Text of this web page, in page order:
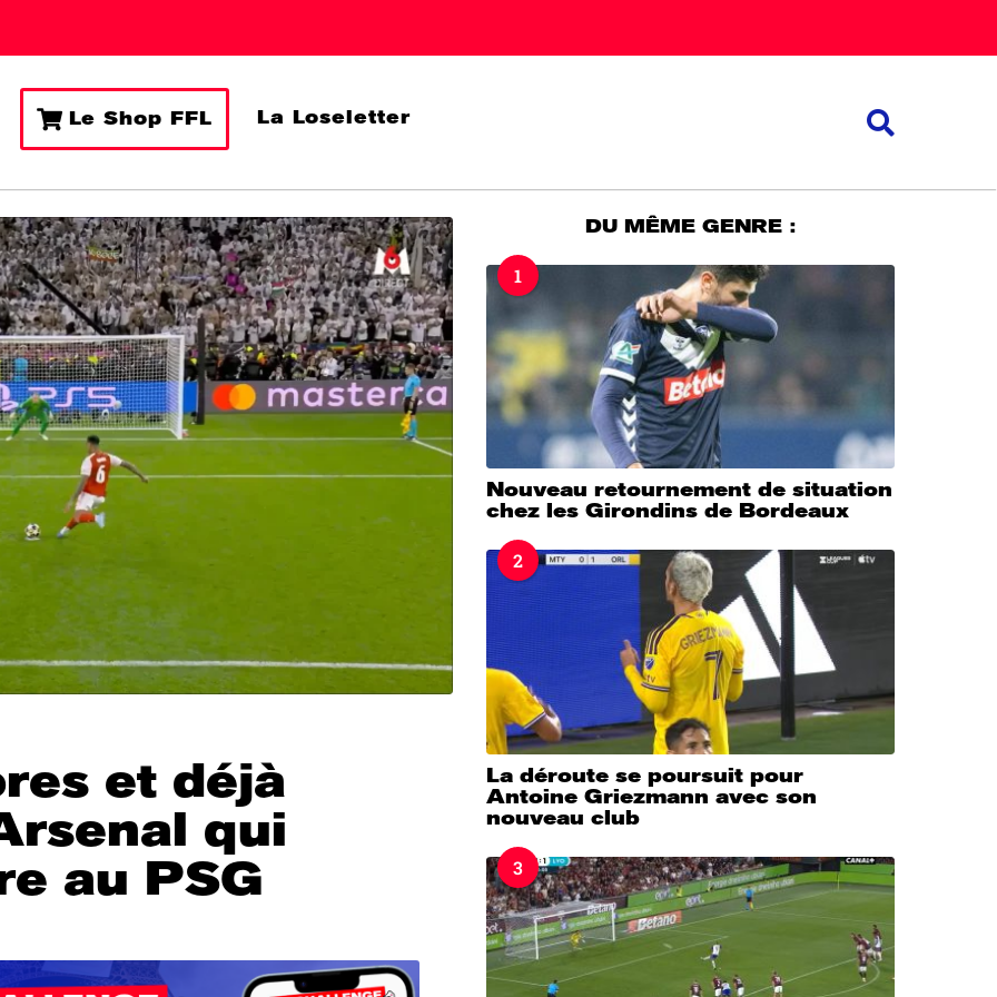
Le Shop FFL La Loseletter
et déjà
qui
au PSG
DU MÊME GENRE :
1
Nouveau retournement de situation
chez les Girondins de Bordeaux
2
La déroute se poursuit pour
Antoine Griezmann avec son
nouveau club
3